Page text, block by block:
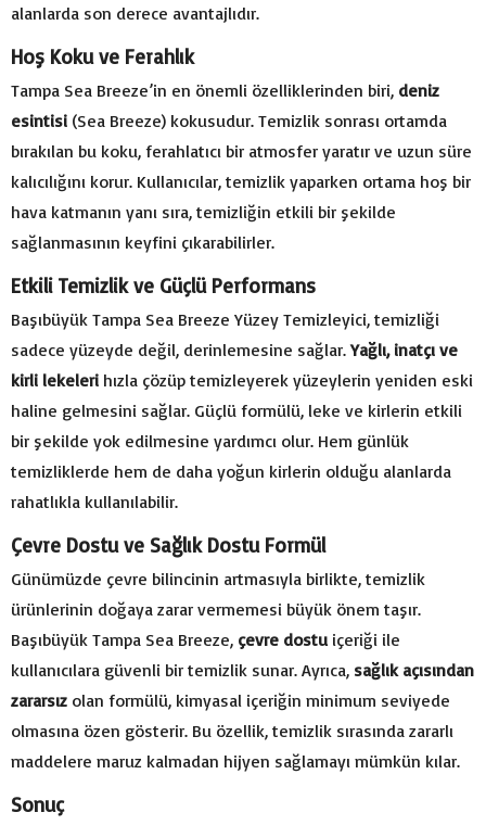
alanlarda son derece avantajlıdır.
Hoş Koku ve Ferahlık
Tampa Sea Breeze’in en önemli özelliklerinden biri, deniz
esintisi (Sea Breeze) kokusudur. Temizlik sonrası ortamda
bırakılan bu koku, ferahlatıcı bir atmosfer yaratır ve uzun süre
kalıcılığını korur. Kullanıcılar, temizlik yaparken ortama hoş bir
hava katmanın yanı sıra, temizliğin etkili bir şekilde
sağlanmasının keyfini çıkarabilirler.
Etkili Temizlik ve Güçlü Performans
Başıbüyük Tampa Sea Breeze Yüzey Temizleyici, temizliği
sadece yüzeyde değil, derinlemesine sağlar.Yağlı, inatçı ve
kirli lekeleri hızla çözüp temizleyerek yüzeylerin yeniden eski
haline gelmesini sağlar. Güçlü formülü, leke ve kirlerin etkili
bir şekilde yok edilmesine yardımcı olur. Hem günlük
temizliklerde hem de daha yoğun kirlerin olduğu alanlarda
rahatlıkla kullanılabilir.
Çevre Dostu ve Sağlık Dostu Formül
Günümüzde çevre bilincinin artmasıyla birlikte, temizlik
ürünlerinin doğaya zarar vermemesi büyük önem taşır.
Başıbüyük Tampa Sea Breeze, çevre dostu içeriği ile
kullanıcılara güvenli bir temizlik sunar. Ayrıca, sağlık açısından
zararsız olan formülü, kimyasal içeriğin minimum seviyede
olmasına özen gösterir. Bu özellik, temizlik sırasında zararlı
maddelere maruz kalmadan hijyen sağlamayı mümkün kılar.
Sonuç